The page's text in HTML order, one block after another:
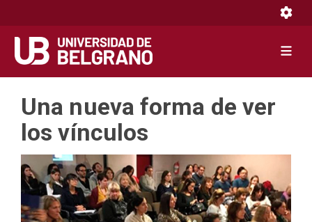
principal
Una nueva forma de ver
los vínculos